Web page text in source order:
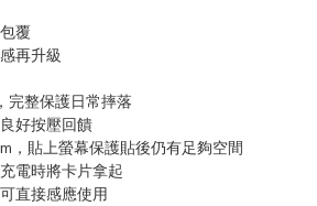
覆
再升級
完整保護日常摔落
好按壓回饋
，貼上螢幕保護貼後仍有足夠空間
電時將卡片拿起
直接感應使用